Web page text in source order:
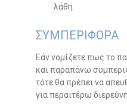
λάθη.
ΣΥΜΠΕΡΙΦΟΡΑ
Εάν νομίζετε πως το
και παραπάνω
τότε θα πρέπει να
για περαιτέρω